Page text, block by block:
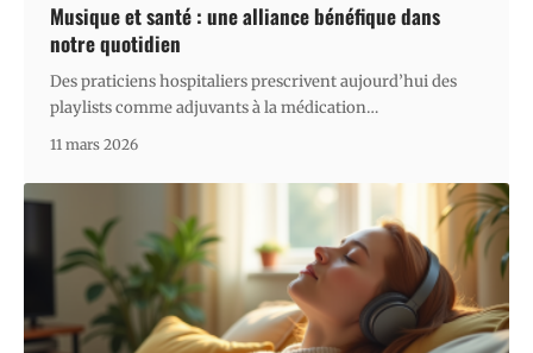
Musique et santé : une alliance bénéfique dans
notre quotidien
Des praticiens hospitaliers prescrivent aujourd’hui des
playlists comme adjuvants à la médication…
11 mars 2026